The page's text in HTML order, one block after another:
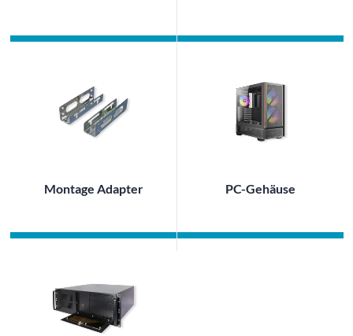
Montage Adapter PC-Gehäuse